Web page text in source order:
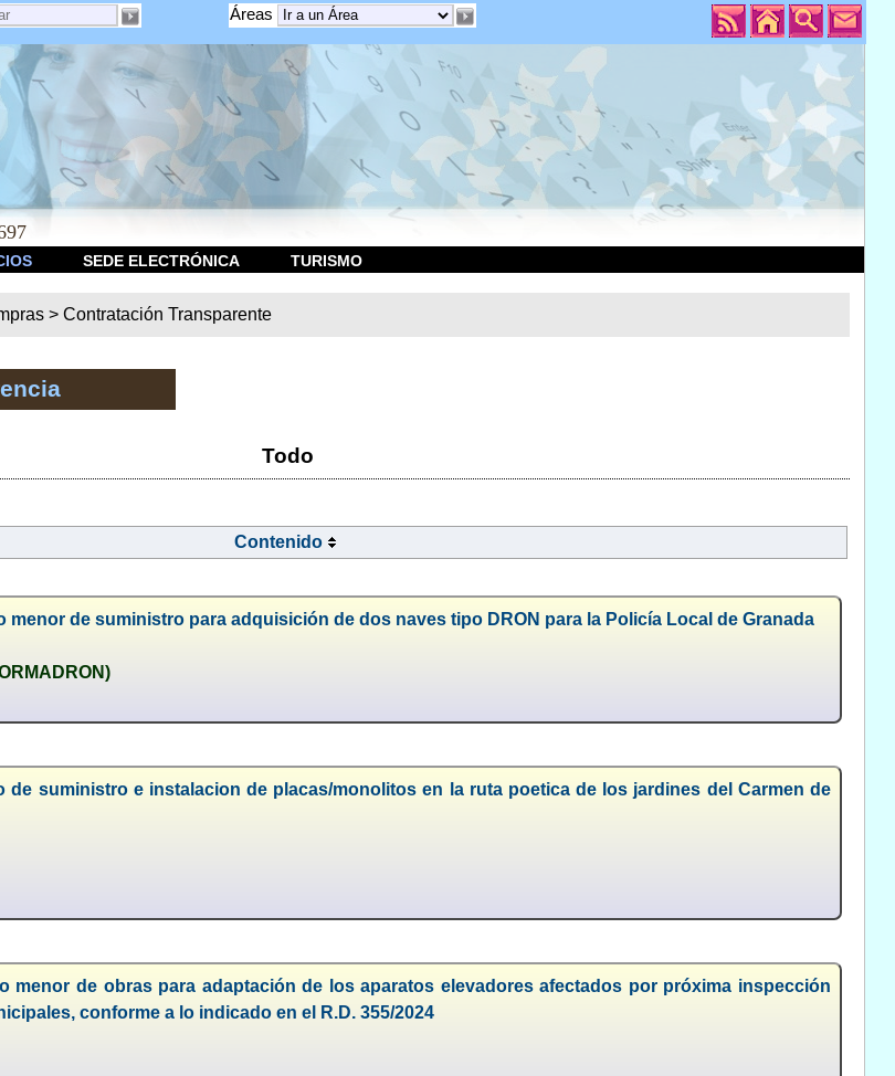
Áreas
SEDE ELECTRÓNICA TURISMO
>Contratación Transparente
Todo
Contenido
menor de suministro para adquisición de dos naves tipo DRON para la Policía Local de Granada
de suministro e instalacion de placas/monolitos en la ruta poetica de los jardines del Carmen de
menor de obras para adaptación de los aparatos elevadores afectados por próxima inspección
conforme a lo indicado en el R.D. 355/2024